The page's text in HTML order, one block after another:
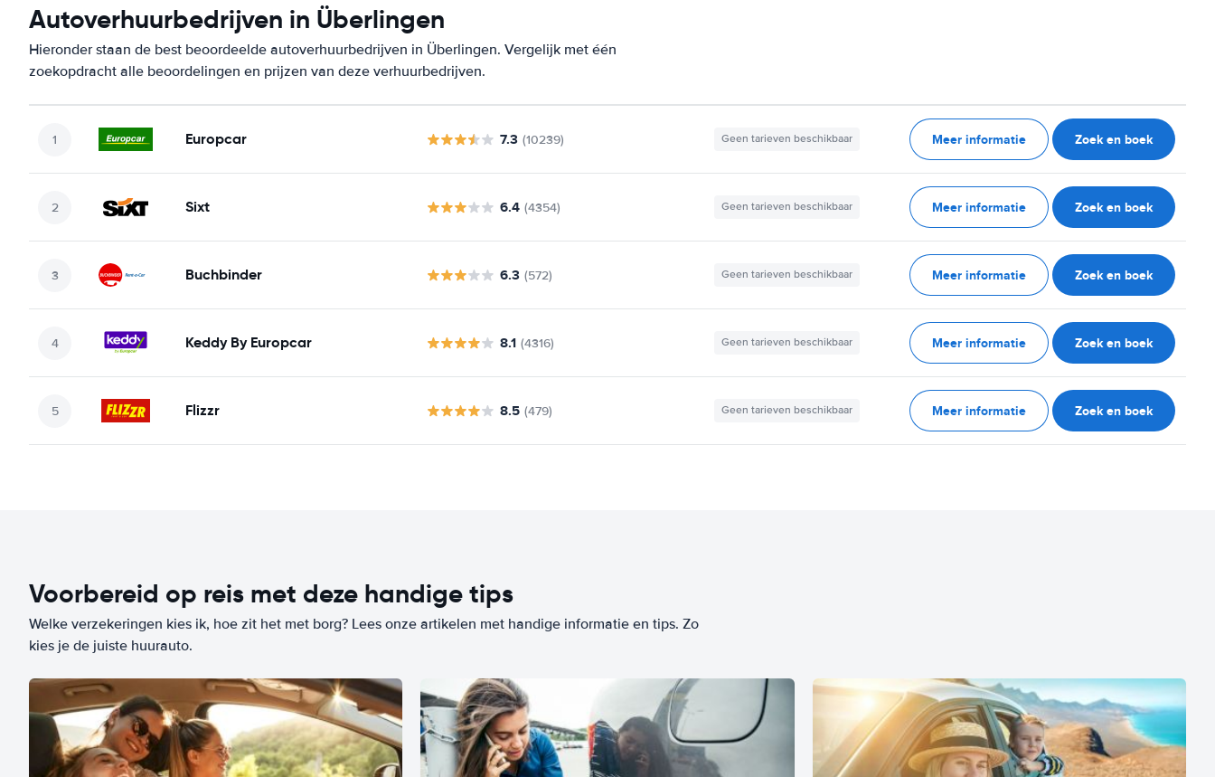
Autoverhuurbedrijven in Überlingen
Hieronder staan de best beoordeelde autoverhuurbedrijven in Überlingen. Vergelijk met één
zoekopdracht alle beoordelingen en prijzen van deze verhuurbedrijven.
Europcar 7.3 (10239) Geen tarieven beschikbaar Meer informatie Zoek en boek
Sixt 6.4 (4354) Geen tarieven beschikbaar Meer informatie Zoek en boek
Buchbinder 6.3 (572) Geen tarieven beschikbaar Meer informatie Zoek en boek
Keddy By Europcar 8.1 (4316) Geen tarieven beschikbaar Meer informatie Zoek en boek
Flizzr 8.5 (479) Geen tarieven beschikbaar Meer informatie Zoek en boek
Voorbereid op reis met deze handige tips
Welke verzekeringen kies ik, hoe zit het met borg? Lees onze artikelen met handige informatie en tips. Zo
kies je de juiste huurauto.